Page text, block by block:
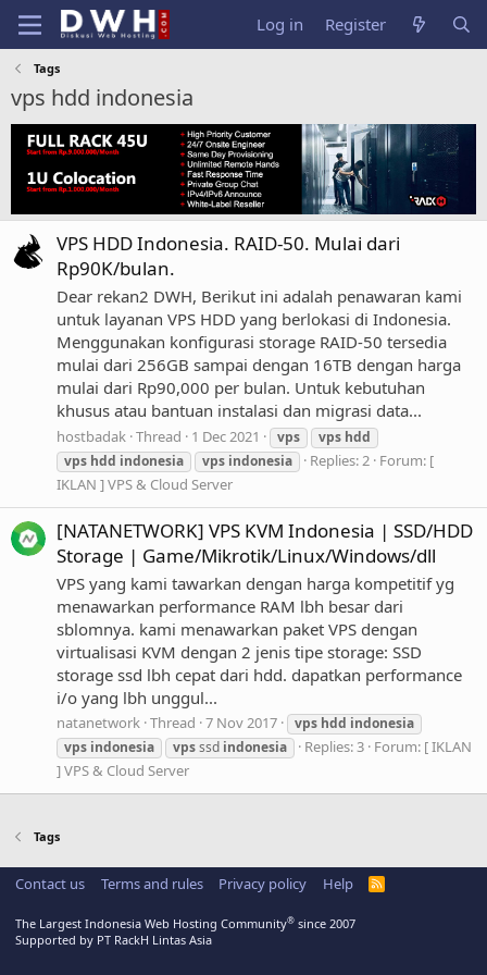
Log in Register
Tags
vps hdd indonesia
VPS HDD Indonesia. RAID-50. Mulai dari
Rp90K/bulan.
Dear rekan2 DWH, Berikut ini adalah penawaran kami
untuk layanan VPS HDD yang berlokasi di Indonesia.
Menggunakan konfigurasi storage RAID-50 tersedia
mulai dari 256GB sampai dengan 16TB dengan harga
mulai dari Rp90,000 per bulan. Untuk kebutuhan
khusus atau bantuan instalasi dan migrasi data...
hostbadak Thread 1 Dec 2021 vps vps hdd
vps hdd indonesia vps indonesia Replies: 2 Forum: [
IKLAN ] VPS & Cloud Server
[NATANETWORK] VPS KVM Indonesia | SSD/HDD
Storage | Game/Mikrotik/Linux/Windows/dll
VPS yang kami tawarkan dengan harga kompetitif yg
menawarkan performance RAM lbh besar dari
sblomnya. kami menawarkan paket VPS dengan
virtualisasi KVM dengan 2 jenis tipe storage: SSD
storage ssd lbh cepat dari hdd. dapatkan performance
i/o yang lbh unggul...
natanetwork Thread 7 Nov 2017 vps hdd indonesia
vps indonesia vpsssd indonesia Replies: 3 Forum: [ IKLAN
] VPS & Cloud Server
Tags
Contact us Terms and rules Privacy policy Help
R
The Largest Indonesia Web Hosting Community® since 2007
Supported by PT RackH Lintas Asia